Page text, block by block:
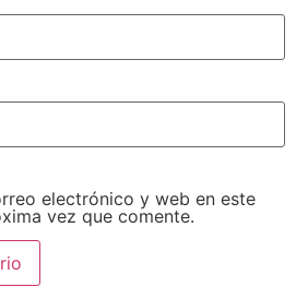
electrónico y web en este
vez que comente.